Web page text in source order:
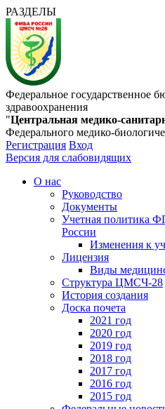
РАЗДЕЛЫ
Федеральное государственное
здравоохранения
"Центральная медико-
Федерального медико-
Регистрация Вход
Версия для слабовидящих
О нас
Руководство
Документы
Учетная
России
Изменения к
Лицензия
Виды
Структура ЦМСЧ-28
История создания
Доска почета
2021 год
2020 год
2019 год
2018 год
2017 год
2016 год
2015 год